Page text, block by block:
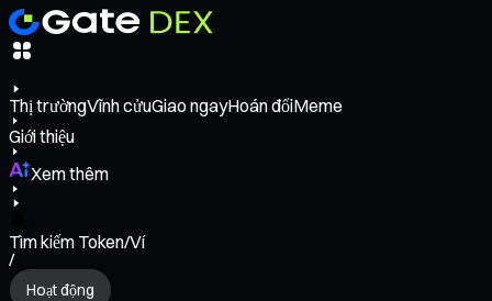
Thị trườngVĩnh cửuGiao ngayHoán đổiMeme
Giới thiệu
Xem thêm
Tìm kiếm Token/Ví
/
Hoạt động